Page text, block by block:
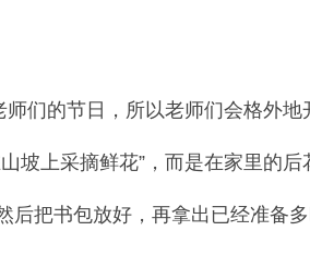
的节日，所以老师们会格外地
上采摘鲜花”，而是在家里的
把书包放好，再拿出已经准备多